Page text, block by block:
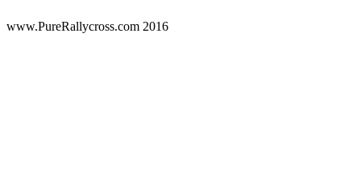
www.PureRallycross.com 2016